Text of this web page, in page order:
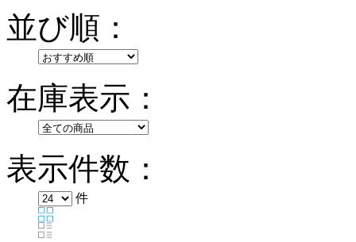
並び順：
在庫表示：
表示件数：
件